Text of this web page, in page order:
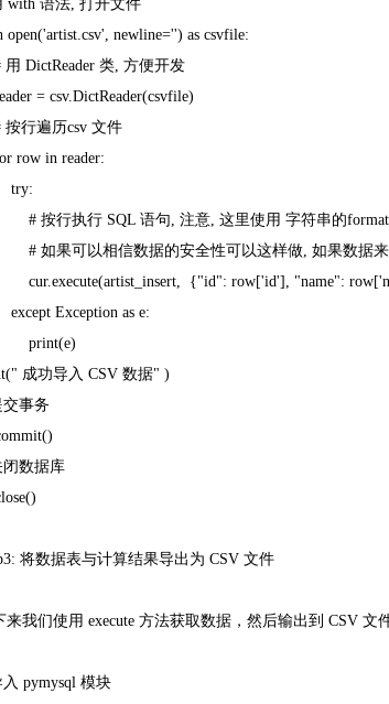
with 语法, 打开文件
open('artist.csv', newline='') as csvfile:
用 DictReader 类, 方便开发
= csv.DictReader(csvfile)
按行遍历csv 文件
row in reader:
按行执行 SQL 语句, 注意, 这里使用 字符串的format
如果可以相信数据的安全性可以这样做, 如果数据
{"id": row['id'], "name":
Exception as e:
成功导入 CSV 数据" )
交事务
闭数据库
将数据表与计算结果导出为 CSV 文件
来我们使用 execute 方法获取数据，然后输出到 CSV 文
pymysql 模块